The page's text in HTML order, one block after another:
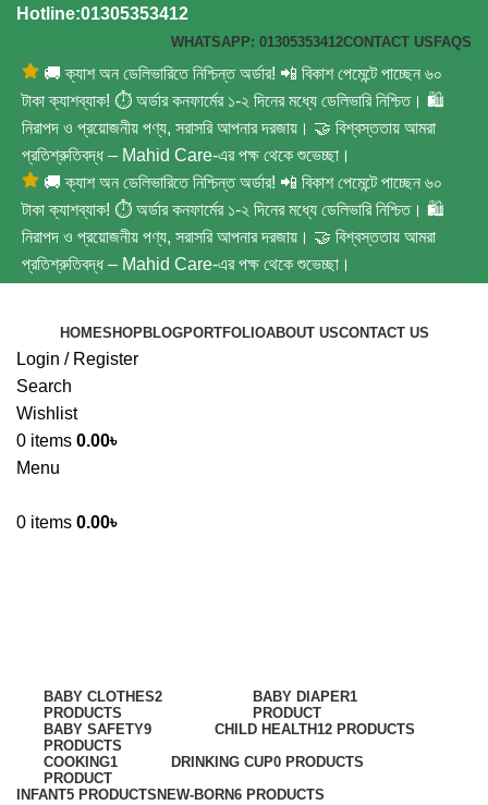
Hotline:01305353412
WHATSAPP: 01305353412CONTACT US FAQS
🚚 ক্যাশ অন ডেলিভারিতে নিশ্চিন্ত অর্ডার! 📲 বিকাশ পেমেন্টে পাচ্ছেন ৬০
টাকা ক্যাশব্যাক! ⏱️ অর্ডার কনফার্মের ১-২ দিনের মধ্যে ডেলিভারি নিশ্চিত। 🛍️
নিরাপদ ও প্রয়োজনীয় পণ্য, সরাসরি আপনার দরজায়। 🤝 বিশ্বস্ততায় আমরা
প্রতিশ্রুতিবদ্ধ – Mahid Care-এর পক্ষ থেকে শুভেচ্ছা।
🚚 ক্যাশ অন ডেলিভারিতে নিশ্চিন্ত অর্ডার! 📲 বিকাশ পেমেন্টে পাচ্ছেন ৬০
টাকা ক্যাশব্যাক! ⏱️ অর্ডার কনফার্মের ১-২ দিনের মধ্যে ডেলিভারি নিশ্চিত। 🛍️
নিরাপদ ও প্রয়োজনীয় পণ্য, সরাসরি আপনার দরজায়। 🤝 বিশ্বস্ততায় আমরা
প্রতিশ্রুতিবদ্ধ – Mahid Care-এর পক্ষ থেকে শুভেচ্ছা।
HOMESHOPBLOGPORTFOLIOABOUT USCONTACT US
Login / Register
Search
Wishlist
0 items 0.00৳
Menu
0 items 0.00৳
BABY CLOTHES2
PRODUCTS
BABY DIAPER1
PRODUCT
BABY SAFETY9
PRODUCTS
CHILD HEALTH12 PRODUCTS
COOKING1
PRODUCT
DRINKING CUP0 PRODUCTS
INFANT5 PRODUCTS NEW-BORN6 PRODUCTS